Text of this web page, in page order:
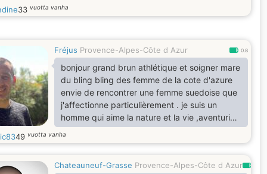
33 vuotta vanha
Fréjus Provence-Alpes-Côte d Azur 0.8
bonjour grand brun athlétique et soigner mare
du bling bling des femme de la cote d'azure
envie de rencontrer une femme suedoise que
j'affectionne particulièrement . je suis un
homme qui aime la nature et la vie ,aventurier
et tres joueur j'ai toujours éà ans dans ma tête
lol . je vie dans ma maison dans un petit
adrets de l'esterel avec ma fille a mi temps qui
49 vuotta vanha
Chateauneuf-Grasse Provence-Alpes-Côte d Azur